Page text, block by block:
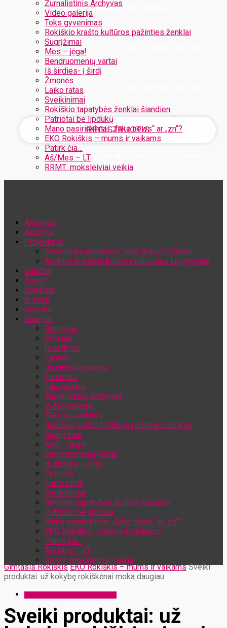
Žurnalistinis Archyvas
Video galerija
Toks gyvenimas
Rokiškio krašto kultūros pažinties ženklai
Sugrįžimai
Mes – jėga!
Bendruomenių vartai
Iš širdies- į širdį
Žmonės
Laiko ratas
Sveikinimai
Rokiškio tapatybės ženklai šiandien
Patriotai be lipdukų
Mano pasirinkimai: „fake news“ ar „zn“?
EKO Rokiškis – mums ir vaikams
Patirk čia…
Aš/Mes – LT
RRMT: moksleiviai veikia
Užregistruokite savo paskyrą
Jūsų slaptažodis bus atsiųstas Jums el. paštu
Aktualijos
Akcentai
Projektiniai
Gyvenimas paraštėse: tapk pokyčio dalimi
Atvėrus Rokiškio krašto muliavotas lunginyčias
Valdžia
Žemė
Sveikata
X-zona
Sportas
Daugiau
Renginiai
Verslas
(Sub)tyliai
Langas
Jaunimas jaunimui
Turizmas
Laisvalaikis
Žurnalistinis Archyvas
Video galerija
Toks gyvenimas
Rokiškio krašto kultūros pažinties ženklai
Sugrįžimai
Mes – jėga!
Bendruomenių vartai
Iš širdies- į širdį
Žmonės
Laiko ratas
Sveikinimai
Rokiškio tapatybės ženklai šiandien
Patriotai be lipdukų
Mano pasirinkimai: „fake news“ ar „zn“?
EKO Rokiškis – mums ir vaikams
Patirk čia…
Aš/Mes – LT
RRMT: moksleiviai veikia
Gimtasis Rokiškis EKO Rokiškis – mums ir vaikams Sveiki
produktai: už kokybę rokiškėnai moka daugiau
Sveiki produktai: už